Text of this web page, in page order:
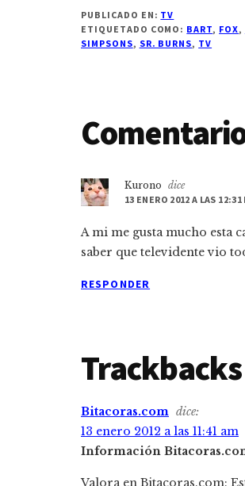
PUBLICADO EN: TV
ETIQUETADO COMO: BART, FOX,
SIMPSONS, SR. BURNS, TV
con
los
lectores
Kurono dice
13 ENERO 2012 A LAS 12:31
A mi me gusta mucho esta
saber que televidente vio
RESPONDER
Trackbacks
Bitacoras.com dice:
13 enero 2012 a las 11:41 am
Información
Valora en Bitacoras.com: